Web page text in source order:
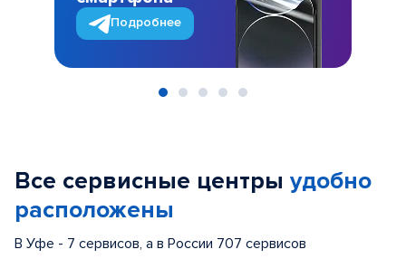
Подробнее
Все сервисные центры удобно
расположены
В Уфе - 7 сервисов, а в России 707 сервисов